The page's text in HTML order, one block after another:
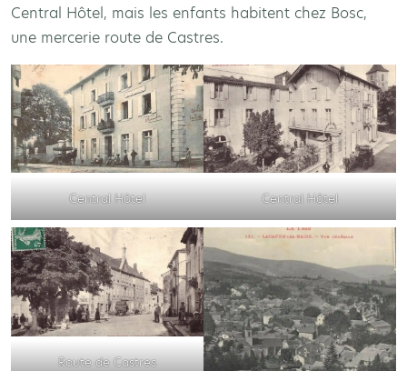
Central Hôtel, mais les enfants habitent chez Bosc,
une mercerie route de Castres.
Central Hôtel Central Hôtel
Route de Castres